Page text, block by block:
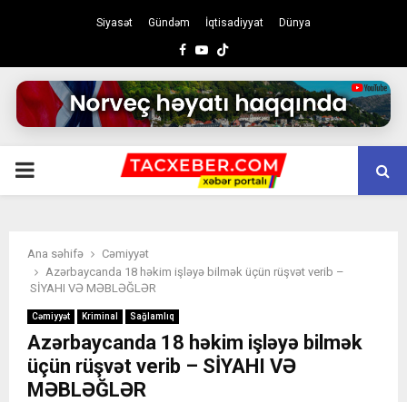
Siyasət Gündəm İqtisadiyyat Dünya
Facebook
Youtube
PRIMARY
Ana səhifə
Cəmiyyət
Azərbaycanda 18 həkim işləyə bilmək üçün rüşvət verib –
SİYAHI VƏ MƏBLƏĞLƏR
Cəmiyyət Kriminal Sağlamlıq
Azərbaycanda 18 həkim işləyə bilmək
üçün rüşvət verib – SİYAHI VƏ
MƏBLƏĞLƏR